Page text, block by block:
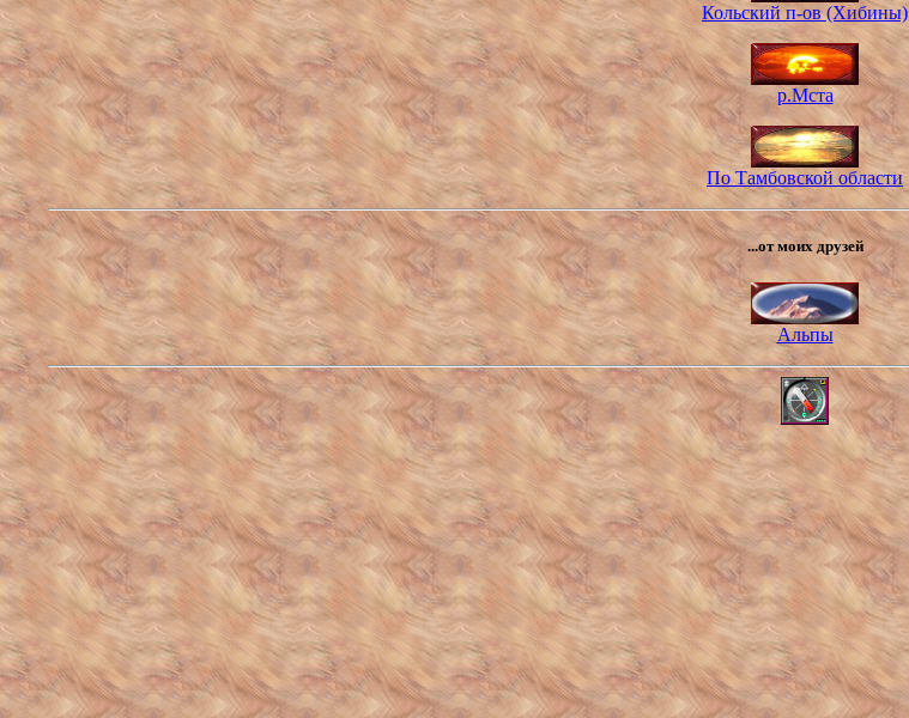
Кольский п-ов (Хибины)
р.Мста
По Тамбовской области
...от моих друзей
Альпы